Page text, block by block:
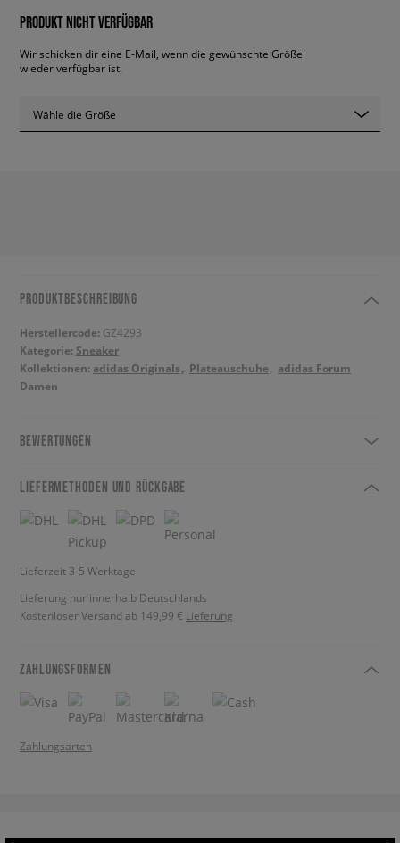
PRODUKT NICHT VERFÜGBAR
Wir schicken dir eine E-Mail, wenn die gewünschte Größe
wieder verfügbar ist.
Wähle die Größe
PRODUKTBESCHREIBUNG
Herstellercode: GZ4293
Kategorie: Sneaker
Kollektionen: adidas Originals Plateauschuhe
adidas Forum
Damen
BEWERTUNGEN
LIEFERMETHODEN UND RÜCKGABE
Lieferzeit 3-5 Werktage
Lieferung nur innerhalb Deutschlands
Kostenloser Versand ab 149,99 € Lieferung
ZAHLUNGSFORMEN
Zahlungsarten